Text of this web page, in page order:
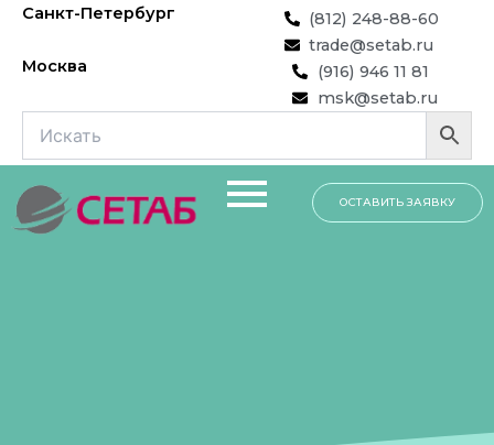
Перейти
содержимому
Санкт-Петербург
(812) 248-88-60
trade@setab.ru
Москва
(916) 946 11 81
msk@setab.ru
ОСТАВИТЬ ЗАЯВКУ